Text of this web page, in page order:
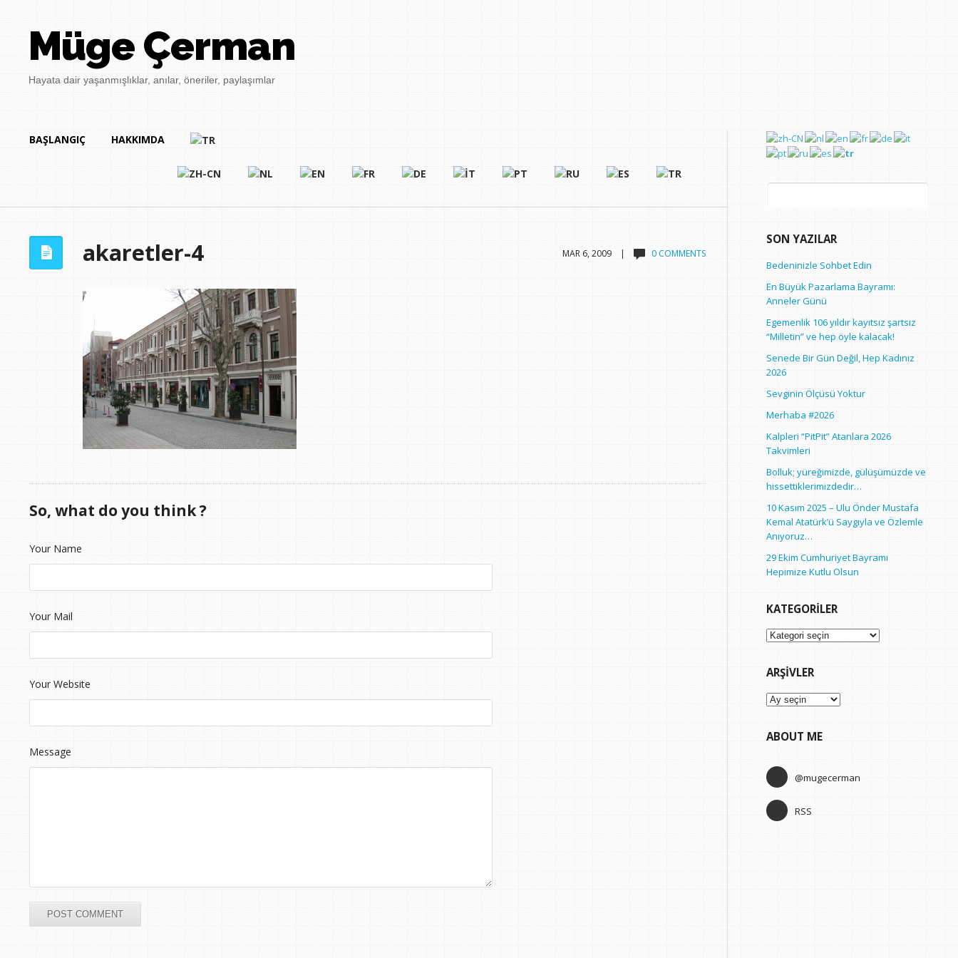
Müge Çerman
Hayata dair yaşanmışlıklar, anılar, öneriler, paylaşımlar
BAŞLANGIÇ HAKKIMDA
MAR 6, 2009 | 0 COMMENTS
akaretler-4
So, what do you think ?
Your Name
Your Mail
Your Website
Message
Arama:
SON YAZILAR
Bedeninizle Sohbet Edin
En Büyük Pazarlama Bayramı:
Anneler Günü
Egemenlik 106 yıldır kayıtsız şartsız
“Milletin” ve hep öyle kalacak!
Senede Bir Gün Değil, Hep Kadınız
2026
Sevginin Ölçüsü Yoktur
Merhaba #2026
Kalpleri “PitPit” Atanlara 2026
Takvimleri
Bolluk; yüreğimizde, gülüşümüzde ve
hissettiklerimizdedir…
10 Kasım 2025 – Ulu Önder Mustafa
Kemal Atatürk’ü Saygıyla ve Özlemle
Anıyoruz…
29 Ekim Cumhuriyet Bayramı
Hepimize Kutlu Olsun
KATEGORILER
Kategoriler
ARŞIVLER
Arşivler
ABOUT ME
@mugecerman
RSS